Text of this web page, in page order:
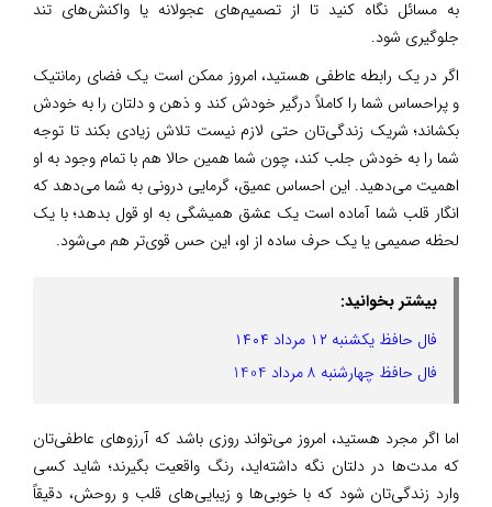
به مسائل نگاه کنید تا از تصمیم‌های عجولانه یا واکنش‌های تند
جلوگیری شود.
اگر در یک رابطه عاطفی هستید، امروز ممکن است یک فضای رمانتیک
و پراحساس شما را کاملاً درگیر خودش کند و ذهن و دلتان را به خودش
بکشاند؛ شریک زندگی‌تان حتی لازم نیست تلاش زیادی بکند تا توجه
شما را به خودش جلب کند، چون شما همین حالا هم با تمام وجود به او
اهمیت می‌دهید. این احساس عمیق، گرمایی درونی به شما می‌دهد که
انگار قلب شما آماده است یک عشق همیشگی به او قول بدهد؛ با یک
لحظه صمیمی یا یک حرف ساده از او، این حس قوی‌تر هم می‌شود.
بیشتر بخوانید:
فال حافظ یکشنبه ۱۲ مرداد ۱۴۰۴
فال حافظ چهارشنبه ۸ مرداد 1404
اما اگر مجرد هستید، امروز می‌تواند روزی باشد که آرزوهای عاطفی‌تان
که مدت‌ها در دلتان نگه داشته‌اید، رنگ واقعیت بگیرند؛ شاید کسی
وارد زندگی‌تان شود که با خوبی‌ها و زیبایی‌های قلب و روحش، دقیقاً